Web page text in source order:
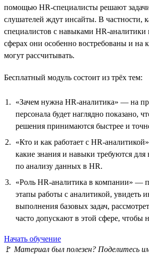
помощью HR-специалисты решают
слушателей ждут инсайты. В частности,
специалистов с навыками HR-аналитики
сферах они особенно востребованы и на
могут рассчитывать.
Бесплатный модуль состоит из трёх тем:
«Зачем нужна HR-аналитика» — на
персонала будет наглядно показано,
решения принимаются быстрее и
«Кто и как работает с HR-
какие знания и навыки требуются для
по анализу данных в HR.
«Роль HR-аналитика в компании» —
этапы работы с аналитикой, увидеть
выполнения базовых задач,
часто допускают в этой сфере, чтобы
Начать обучение
🚩 Материал был полезен? Поделитесь